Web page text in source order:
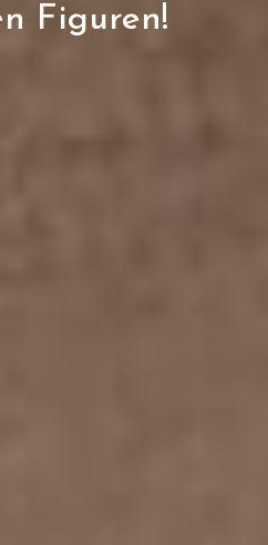
Figuren!